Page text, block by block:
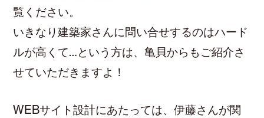
覧ください。
いきなり建築家さんに問い合せするのはハード
ルが高くて…という方は、亀貝からもご紹介さ
せていただきますよ！
WEBサイト設計にあたっては、伊藤さんが関